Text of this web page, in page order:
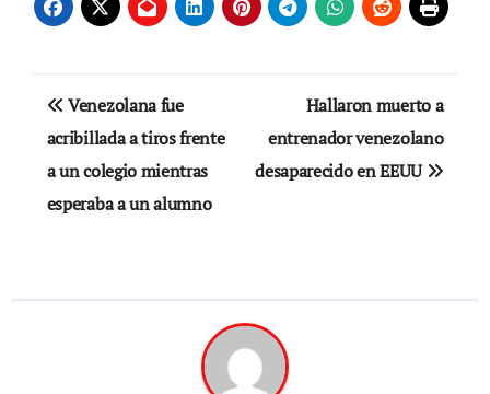
Navegación
de
entradas
Venezolana fue
acribillada a tiros frente
a un colegio mientras
esperaba a un alumno
Hallaron muerto a
entrenador venezolano
desaparecido en EEUU